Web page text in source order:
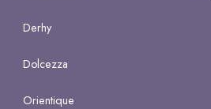
Derhy
Dolcezza
Orientique